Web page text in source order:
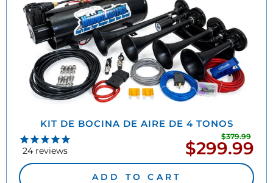
KIT DE BOCINA DE AIRE DE 4 TONOS
24reviews
$379.99
Precio
de
oferta
$299.99
ADD TO CART